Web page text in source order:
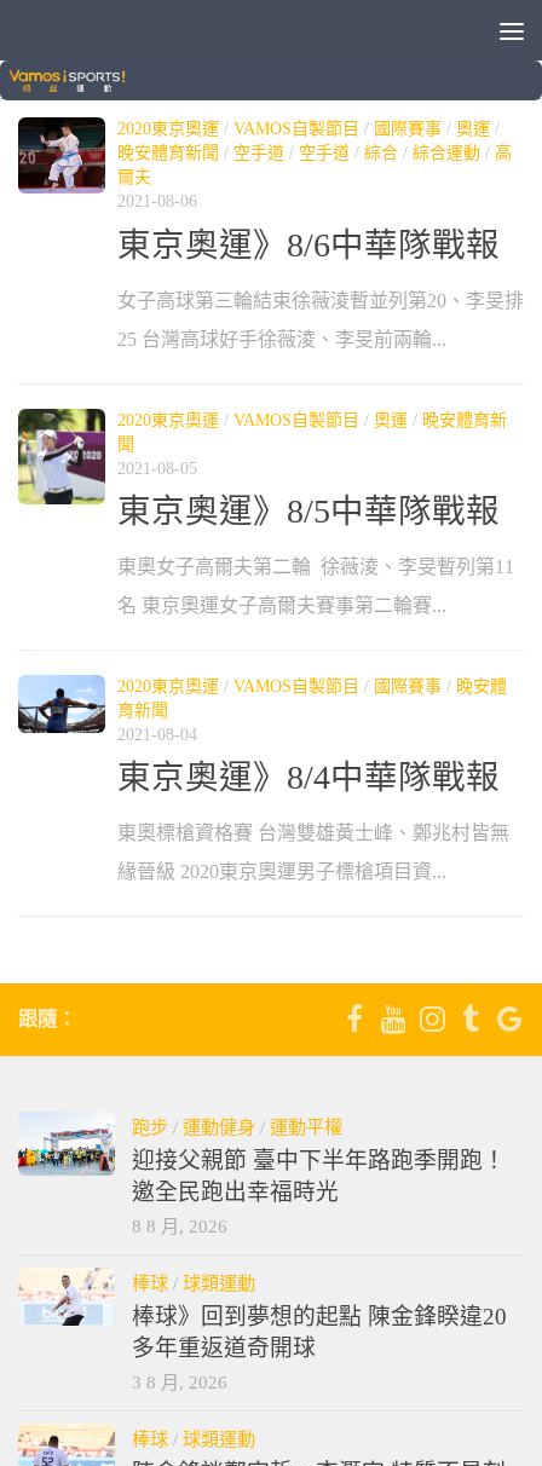
標籤：李旻
2020東京奧運 / VAMOS自製節目 / 國際賽事 / 奧運 /
晚安體育新聞 / 空手道 / 空手道 / 綜合 / 綜合運動 / 高
爾夫
2021-08-06
東京奧運》8/6中華隊戰報
女子高球第三輪結束徐薇淩暫並列第20、李旻排
25 台灣高球好手徐薇淩、李旻前兩輪...
2020東京奧運 / VAMOS自製節目 / 奧運 / 晚安體育新
聞
2021-08-05
東京奧運》8/5中華隊戰報
東奧女子高爾夫第二輪 徐薇淩、李旻暫列第11
名 東京奧運女子高爾夫賽事第二輪賽...
2020東京奧運 / VAMOS自製節目 / 國際賽事 / 晚安體
育新聞
2021-08-04
東京奧運》8/4中華隊戰報
東奧標槍資格賽 台灣雙雄黃士峰、鄭兆村皆無
緣晉級 2020東京奧運男子標槍項目資...
跟隨：
跑步 / 運動健身 / 運動平權
迎接父親節 臺中下半年路跑季開跑！
邀全民跑出幸福時光
8 8 月, 2026
棒球 / 球類運動
棒球》回到夢想的起點 陳金鋒睽違20
多年重返道奇開球
3 8 月, 2026
棒球 / 球類運動